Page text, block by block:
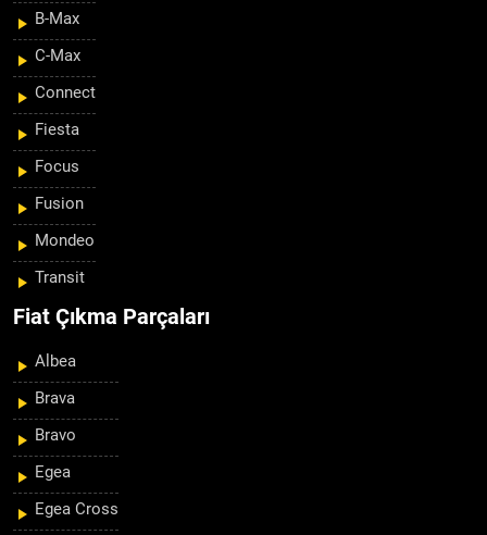
B-Max
C-Max
Connect
Fiesta
Focus
Fusion
Mondeo
Transit
Fiat Çıkma Parçaları
Albea
Brava
Bravo
Egea
Egea Cross